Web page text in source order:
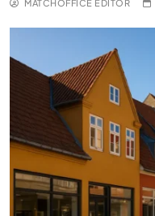
MATCHOFFICE EDITOR